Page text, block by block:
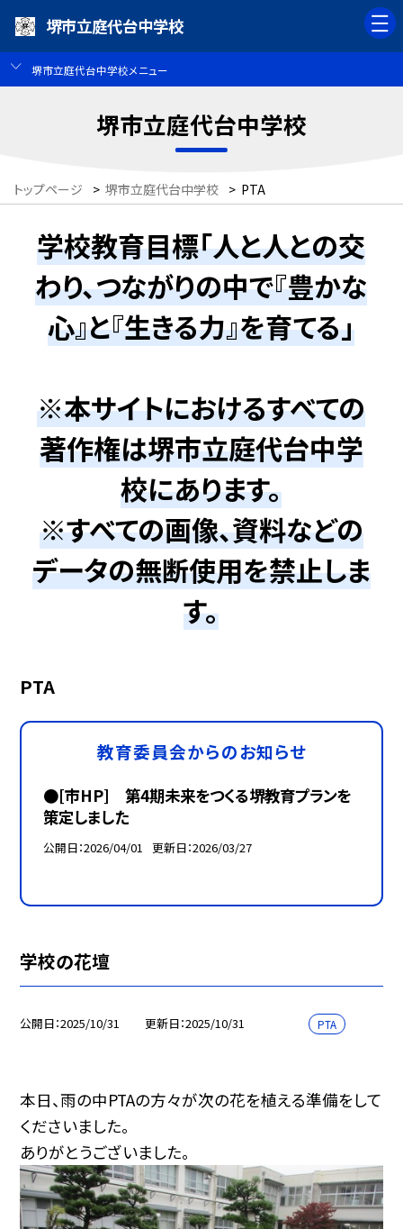
堺市立庭代台中学校
堺市立庭代台中学校メニュー
堺市立庭代台中学校
トップページ > 堺市立庭代台中学校 > PTA
学校教育目標「人と人との交
わり、つながりの中で『豊かな
心』と『生きる力』を育てる」
※本サイトにおけるすべての
著作権は堺市立庭代台中学
校にあります。
※すべての画像、資料などの
データの無断使用を禁止しま
す。
PTA
教育委員会からのお知らせ
●[市HP] 第4期未来をつくる堺教育プランを
策定しました
公開日 2026/04/01 更新日 2026/03/27
学校の花壇
公開日 2025/10/31 更新日 2025/10/31 PTA
本日、雨の中PTAの方々が次の花を植える準備をして
くださいました。
ありがとうございました。